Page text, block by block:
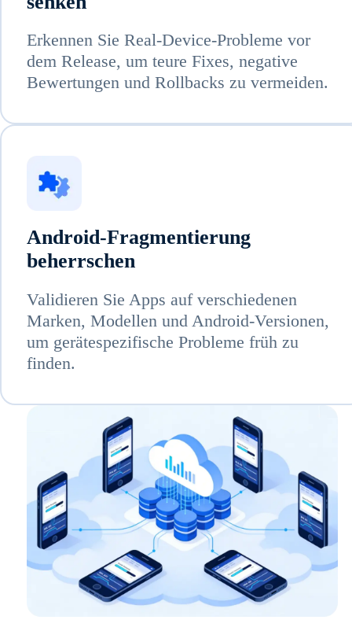
Erkennen Sie Real-Device-Probleme vor
dem Release, um teure Fixes, negative
Bewertungen und Rollbacks zu vermeiden.
Android-Fragmentierung
beherrschen
Validieren Sie Apps auf verschiedenen
Marken, Modellen und Android-Versionen,
um gerätespezifische Probleme früh zu
finden.